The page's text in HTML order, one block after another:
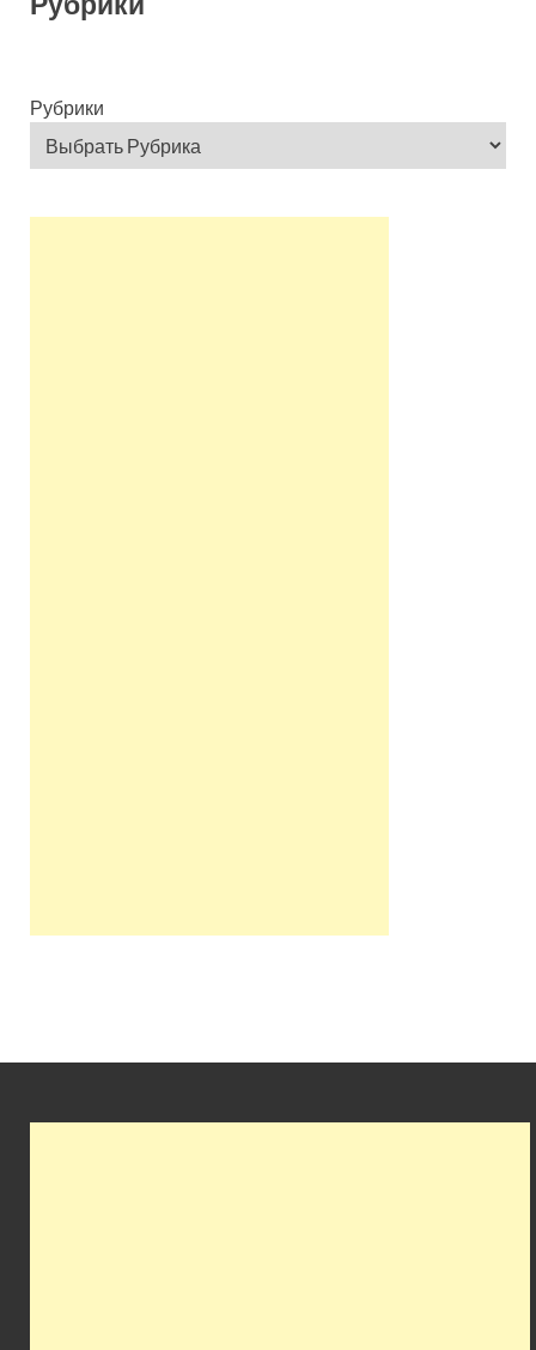
Рубрики